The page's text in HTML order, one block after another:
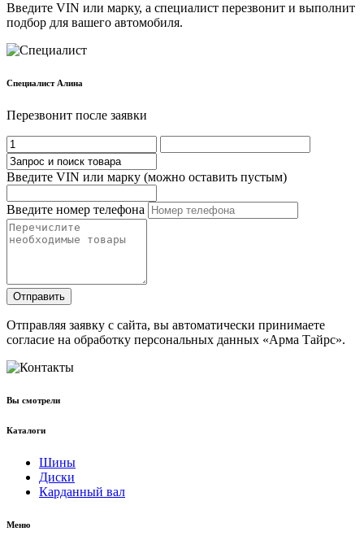
Введите VIN или марку, а специалист перезвонит и выполнит
подбор для вашего автомобиля.
Cпециалист Алина
Перезвонит после заявки
Введите VIN или марку (можно оставить пустым)
Введите номер телефона
Отправить
Отправляя заявку с сайта, вы автоматически принимаете
согласие на обработку персональных данных «Арма Тайрс».
Вы смотрели
Каталоги
Шины
Диски
Карданный вал
Меню